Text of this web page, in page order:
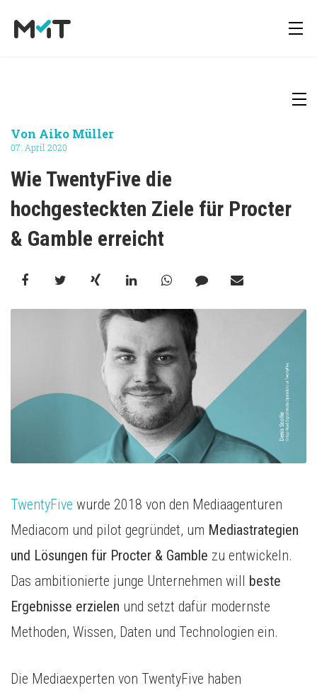
Karriere
English
Marketing Measurement
Marketing Mix Modelling
Media Inventory Plattform
Media Inhousing
Downloads
Presse
Von Aiko Müller
07. April 2020
Wie TwentyFive die
hochgesteckten Ziele für Procter
& Gamble erreicht
TwentyFive wurde 2018 von den Mediaagenturen
Mediacom und pilot gegründet, um Mediastrategien
und Lösungen für Procter & Gamble zu entwickeln.
Das ambitionierte junge Unternehmen will beste
Ergebnisse erzielen und setzt dafür modernste
Methoden, Wissen, Daten und Technologien ein.
Die Mediaexperten von TwentyFive haben